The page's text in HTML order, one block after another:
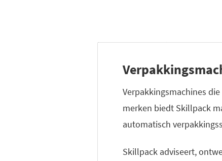
Verpakkingsmachines
merken biedt Skillpack
automatisch
Skillpack adviseert,